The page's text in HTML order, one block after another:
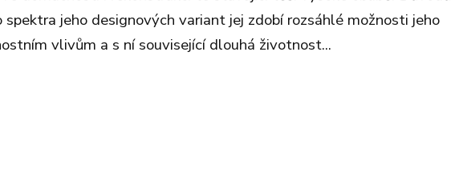
jeho designových variant jej zdobí rozsáhlé možnosti jeho
vlivům a s ní související dlouhá životnost...